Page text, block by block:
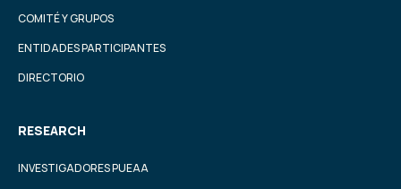
COMITÉ Y GRUPOS
ENTIDADES PARTICIPANTES
DIRECTORIO
RESEARCH
INVESTIGADORES PUEAA